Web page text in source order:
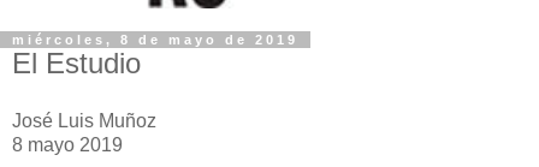
miércoles, 8 de mayo de 2019
El Estudio
José Luis Muñoz
8 mayo 2019